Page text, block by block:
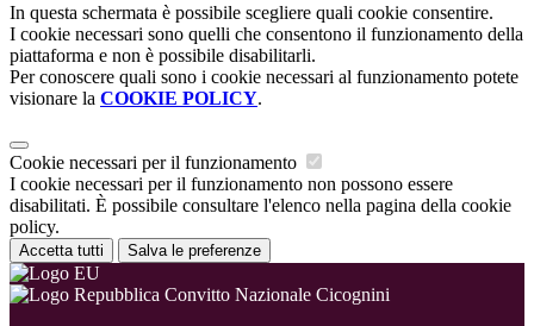
In questa schermata è possibile scegliere quali cookie consentire.
I cookie necessari sono quelli che consentono il funzionamento della
piattaforma e non è possibile disabilitarli.
Per conoscere quali sono i cookie necessari al funzionamento potete
visionare la COOKIE POLICY.
Cookie necessari per il funzionamento
I cookie necessari per il funzionamento non possono essere
disabilitati. È possibile consultare l'elenco nella pagina della cookie
policy.
Accetta tutti Salva le preferenze
Convitto Nazionale Cicognini